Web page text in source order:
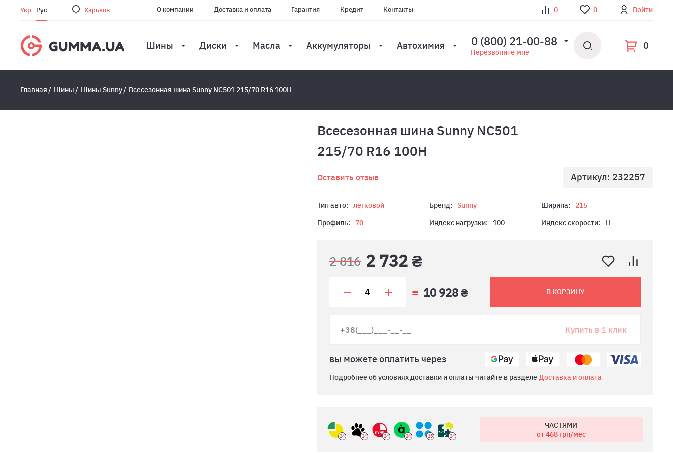
Укр Рус Харьков О компании Доставка и оплата Гарантия Кредит Контакты 0 0 Войти
Шины Диски Масла Аккумуляторы Автохимия 0 (800) 21-00-88
Перезвоните мне
0
Главная Шины Шины Sunny Всесезонная шина Sunny NC501 215/70 R16 100H
Всесезонная шина Sunny NC501
215/70 R16 100H
Оставить отзыв Артикул: 232257
Тип авто: легковой Бренд: Sunny Ширина:
215
Профиль:
70 Индекс нагрузки: 100 Индекс скорости: H
2 816 2 732 ₴
10 928 ₴ В КОРЗИНУ
Купить в 1 клик
вы можете оплатить через
Подробнее об условиях доставки и оплаты читайте в разделеДоставка и оплата
24 24 24 24 15 24
ЧАСТЯМИ
от 468грн/мес